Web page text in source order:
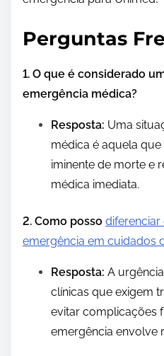
Perguntas
1. O que é considerado
emergência médica?
Resposta: Uma
médica é aquela
iminente de morte e
médica imediata.
2. Como posso diferenciar
emergência em cuidados
Resposta: A
clínicas que exigem
evitar complicações
emergência envolve